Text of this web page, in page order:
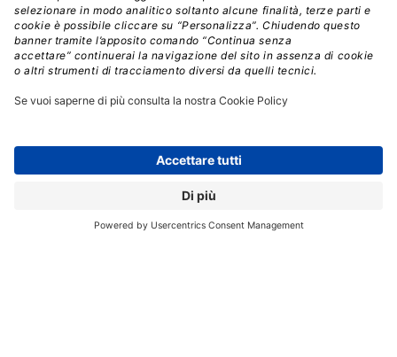
nuovo componente aggiuntivo di sicurezza,
all’IA consente ai team IT di classificare e
proteggere automaticamente i file sensibili in
tutta l’azienda in Google Drive.“Questa funzionalità